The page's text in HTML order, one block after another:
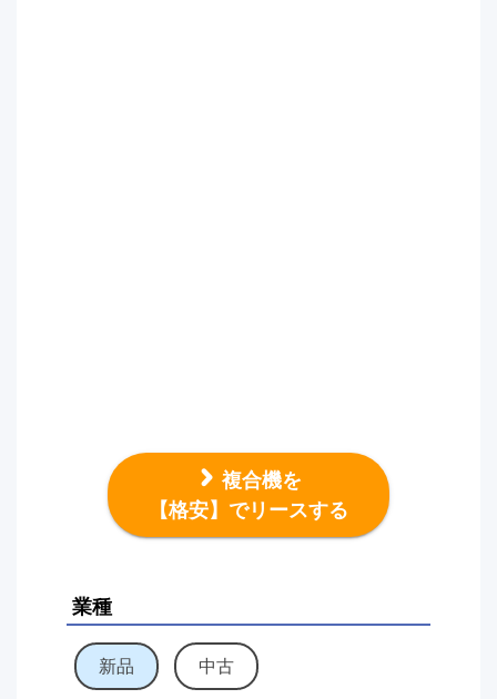
複合機を
【格安】でリースする
業種
新品 中古